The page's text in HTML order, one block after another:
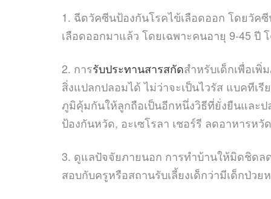
1. ฉีดวัคซีนป้องกันโรคไข้เลือดออก โดยวัค
เลือดออกมาแล้ว โดยเฉพาะคนอายุ 9-45 ปี
2. การรับประทานสารสกัดสำหรับเด็กเพื่อเ
สิ่งแปลกปลอมได้ ไม่ว่าจะเป็นไวรัส แบคทีเ
ภูมิคุ้มกันให้ลูกถือเป็นอีกหนึ่งวิธีที่ยั่งยืนและป
ป้องกันหวัด, อะเซโรลา เชอร์รี ลดอาหารหวั
3. ดูแลปัจจัยภายนอก การทำบ้านให้มิดชิดล
สอบกับครูหรือสถานรับเลี้ยงเด็กว่ามีเด็กป่ว